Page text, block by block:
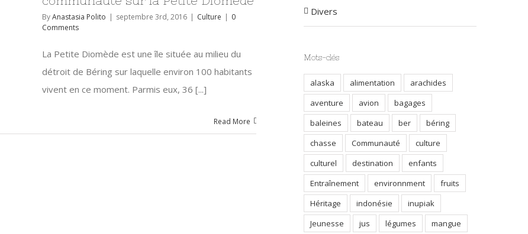
ByAnastasia Polito | septembre 3rd, 2016 | Culture | 0
Comments
La Petite Diomède est une île située au milieu du
détroit de Béring sur laquelle environ 100 habitants
vivent en ce moment. Parmis eux, 36 [...]
Read More
Divers
Mots-clés
alaska alimentation
arachides
aventure
avion
bagages
baleines
bateau ber
béring
chasse
Communauté
culture
culturel
destination
enfants
Entraînement
environnment
fruits
Héritage
indonésie
inupiak
Jeunesse
jus légumes
mangue